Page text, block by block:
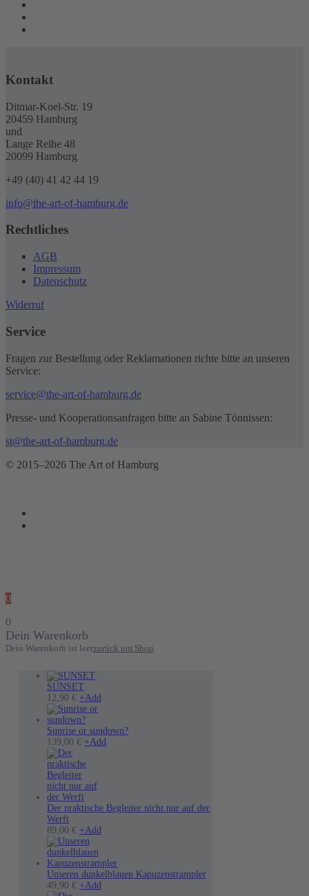
Kontakt
Ditmar-Koel-Str. 19
20459 Hamburg
und
Lange Reihe 48
20099 Hamburg
+49 (40) 41 42 44 19
info@the-art-of-hamburg.de
Rechtliches
AGB
Impressum
Datenschutz
Widerruf
Service
Fragen zur Bestellung oder Reklamationen richte bitte an unseren
Service:
service@the-art-of-hamburg.de
Presse- und Kooperationsanfragen bitte an Sabine Tönnissen:
st@the-art-of-hamburg.de
© 2015–2026 The Art of Hamburg
0
0
Dein Warenkorb
Dein Warenkorb ist leerzurück um Shop
SUNSET
12,90 € +Add
Sunrise or sundown?
139,00 € +Add
Die
Produktseite
gewählt
Der praktische Begleiter nicht nur auf der
Werft
89,00 € +Add
Unseren dunkelblauen Kapuzenstrampler
49,90 € +Add